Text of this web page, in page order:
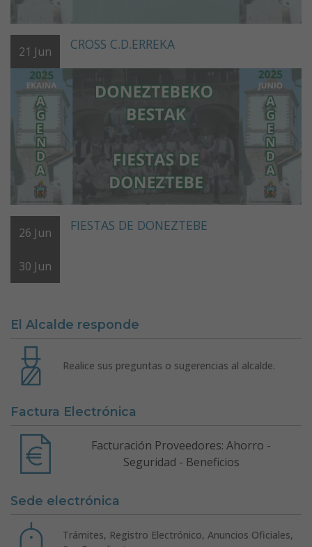
21 Jun CROSS C.D.ERREKA
26 Jun
30 Jun
FIESTAS DE DONEZTEBE
El Alcalde responde
Realice sus preguntas o sugerencias al alcalde.
Factura Electrónica
Facturación Proveedores: Ahorro -
Seguridad - Beneficios
Sede electrónica
Trámites, Registro Electrónico, Anuncios Oficiales,